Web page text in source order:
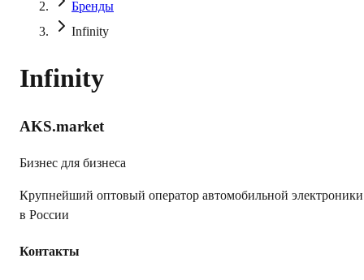
Бренды
Infinity
Infinity
AKS.market
Бизнес для бизнеса
Крупнейший оптовый оператор автомобильной электроники
в России
Контакты